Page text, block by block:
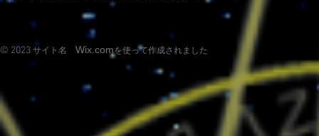
© 2023 サイト名 Wix.comを使って作成されました